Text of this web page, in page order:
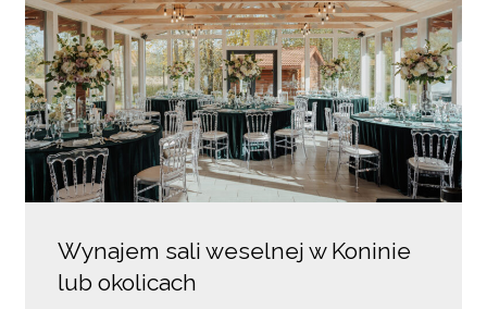
Wynajem sali weselnej w Koninie
lub okolicach